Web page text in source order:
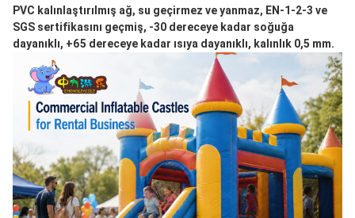
PVC kalınlaştırılmış ağ, su geçirmez ve yanmaz, EN-1-2-3 ve
SGS sertifikasını geçmiş, -30 dereceye kadar soğuğa
dayanıklı, +65 dereceye kadar ısıya dayanıklı, kalınlık 0,5 mm.